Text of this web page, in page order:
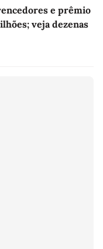
e prêmio
veja dezenas